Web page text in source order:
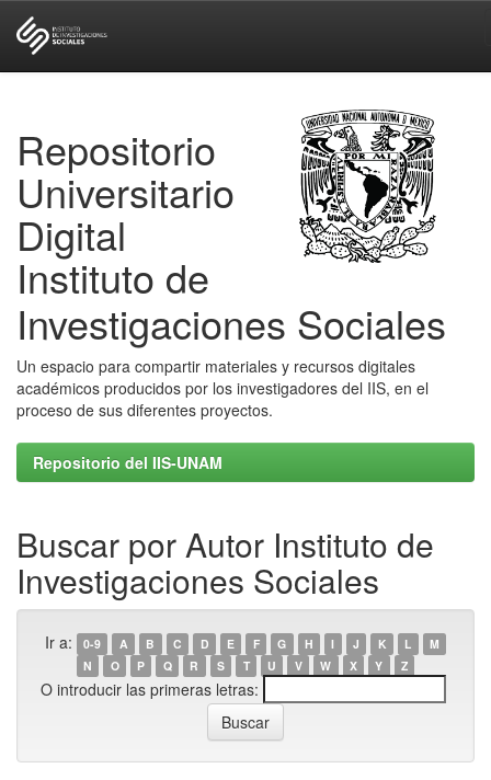
Repositorio
Universitario
Digital
Instituto de
Investigaciones Sociales
Un espacio para compartir materiales y recursos digitales
académicos producidos por los investigadores del IIS, en el
proceso de sus diferentes proyectos.
Repositorio del IIS-UNAM
Buscar por Autor Instituto de
Investigaciones Sociales
Ir a: 0-9 A B C D E F G H I J K L
M
N
O P Q R S T U V W X Y Z
O introducir las primeras letras: